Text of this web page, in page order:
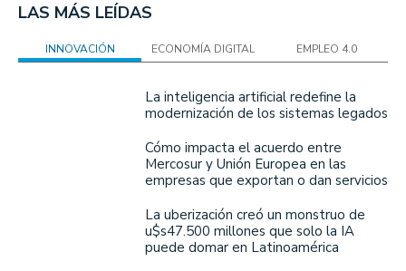
LAS MÁS LEÍDAS
INNOVACIÓN ECONOMÍA DIGITAL EMPLEO 4.0
La inteligencia artificial redefine la
modernización de los sistemas legados
Cómo impacta el acuerdo entre
Mercosur y Unión Europea en las
empresas que exportan o dan servicios
La uberización creó un monstruo de
u$s47.500 millones que solo la IA
puede domar en Latinoamérica